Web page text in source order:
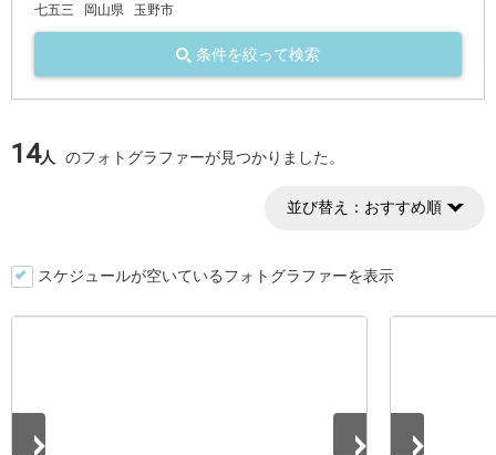
七五三 岡山県 玉野市
条件を絞って検索
14人 のフォトグラファーが見つかりました。
並び替え： おすすめ順
スケジュールが空いているフォトグラファーを表示